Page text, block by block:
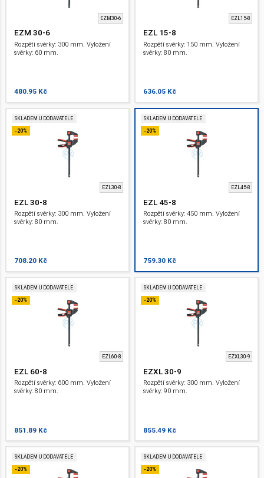
EZM30-6
EZM 30-6
Rozpětí svěrky: 300 mm. Vyložení
svěrky: 60 mm.
480.95 Kč
EZL15-8
EZL 15-8
Rozpětí svěrky: 150 mm. Vyložení
svěrky: 80 mm.
636.05 Kč
SKLADEM U DODAVATELE
-20%
EZL30-8
EZL 30-8
Rozpětí svěrky: 300 mm. Vyložení
svěrky: 80 mm.
708.20 Kč
SKLADEM U DODAVATELE
-20%
EZL45-8
EZL 45-8
Rozpětí svěrky: 450 mm. Vyložení
svěrky: 80 mm.
759.30 Kč
SKLADEM U DODAVATELE
-20%
EZL60-8
EZL 60-8
Rozpětí svěrky: 600 mm. Vyložení
svěrky: 80 mm.
851.89 Kč
SKLADEM U DODAVATELE
-20%
EZXL30-9
EZXL 30-9
Rozpětí svěrky: 300 mm. Vyložení
svěrky: 90 mm.
855.49 Kč
SKLADEM U DODAVATELE
-20%
SKLADEM U DODAVATELE
-20%